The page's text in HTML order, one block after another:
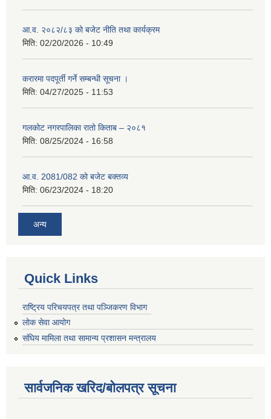
आ.व. २०८२/८३ को बजेट नीति तथा कार्यक्रम
मिति: 02/20/2026 - 10:49
करारमा पदपूर्ती गर्ने सम्बन्धी सूचना ।
मिति: 04/27/2025 - 11:53
गलकोट नगरपालिका रातो किताब – २०८१
मिति: 08/25/2024 - 16:58
आ.व. 2081/082 को बजेट बक्तव्य
मिति: 06/23/2024 - 18:20
अन्य
Quick Links
राष्ट्रिय परिचयपत्र तथा पञ्जिकरण विभाग
लोक सेवा आयोग
संघिय मामिला तथा सामान्य प्रशासन मन्त्रालय
सार्वजनिक खरिद/बोलपत्र सूचना